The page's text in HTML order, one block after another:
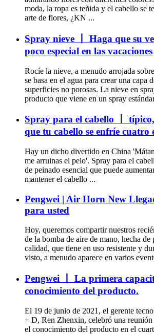
moda, la ropa es teñida y el cabello se
arte de flores, ¿KN ...
Spray nieve 丨 Haga que su
poco especial en las vacaciones
Rocíe la nieve, a menudo arrojada
se basa en el agua para crear una capa
superficies no porosas. La nieve en
producto que viene en un spray
Spray para el cabello 丨
que tu cabello se enfríe cuatro
Hay un dicho divertido en China
me arruinas el pelo'. Spray para el
de peinado esencial que puede
mantener el cabello ...
Pengwei | Air Horn New
para usted
Hoy, queremos compartir nuestros
de la bomba de aire de mano, hecha de
calidad, que tiene en uso resistente y
visto, a menudo aparece en varios
Pengwei 丨 La primera
conocimiento del producto.
El 19 de junio de 2021, el gerente
+ D, Ren Zhenxin, celebró una reunión
el conocimiento del producto en el